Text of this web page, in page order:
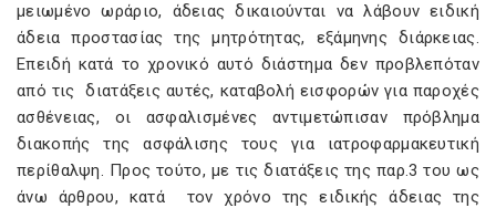
μειωμένο ωράριο, άδειας δικαιούνται να λάβουν ειδική
άδεια προστασίας της μητρότητας, εξάμηνης διάρκειας.
Επειδή κατά το χρονικό αυτό διάστημα δεν προβλεπόταν
από τις διατάξεις αυτές, καταβολή εισφορών για παροχές
ασθένειας, οι ασφαλισμένες αντιμετώπισαν πρόβλημα
διακοπής της ασφάλισης τους για ιατροφαρμακευτική
περίθαλψη. Προς τούτο, με τις διατάξεις της παρ.3 του ως
άνω άρθρου, κατά τον χρόνο της ειδικής άδειας της